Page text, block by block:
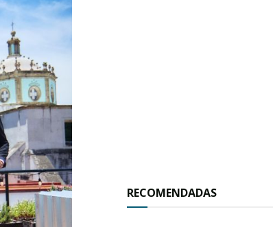
RECOMENDADAS